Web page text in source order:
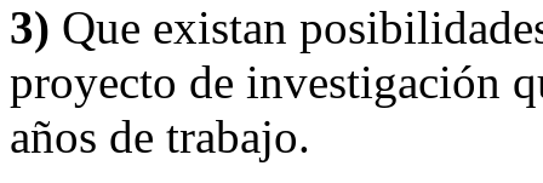
3) Que existan
proyecto de investigación
años de trabajo.